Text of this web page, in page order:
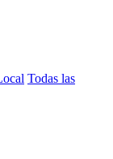
Todas las